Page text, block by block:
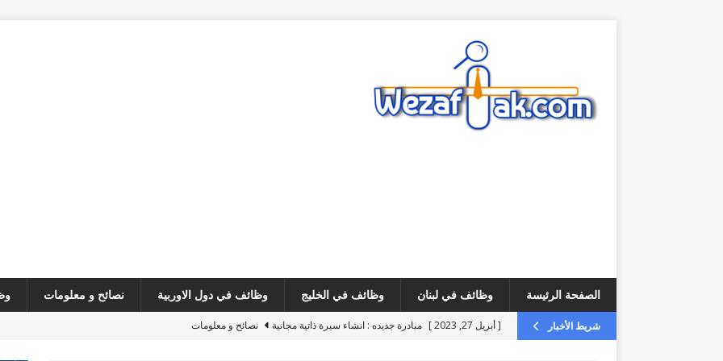
الصفحة الرئيسة وظائف في لبنان وظائف في الخليج وظائف في دول الاوربية نصائح و معلومات
شريط الأخبار [ أبريل 27, 2023 ] مبادرة جديده : انشاء سيرة ذاتية مجانية
نصائح و معلومات